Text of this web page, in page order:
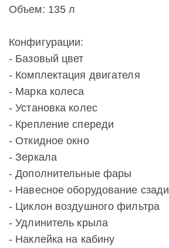
Объем: 135 л
Конфигурации:
- Базовый цвет
- Комплектация двигателя
- Марка колеса
- Установка колес
- Крепление спереди
- Откидное окно
- Зеркала
- Дополнительные фары
- Навесное оборудование сзади
- Циклон воздушного фильтра
- Удлинитель крыла
- Наклейка на кабину